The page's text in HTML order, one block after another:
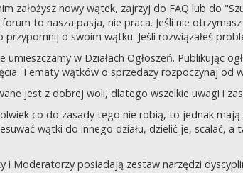
założysz nowy wątek, zajrzyj do FAQ lub do
to nasza pasja, nie praca. Jeśli nie
przypomnij o swoim wątku. Jeśli rozwiązałeś
umieszczamy w Działach Ogłoszeń. Publikując
Tematy wątków o sprzedaży rozpoczynaj od
jest z dobrej woli, dlatego wszelkie uwagi i
co do zasady tego nie robią, to jednak
wątki do innego działu, dzielić je, scalać,
i Moderatorzy posiadają zestaw narzędzi